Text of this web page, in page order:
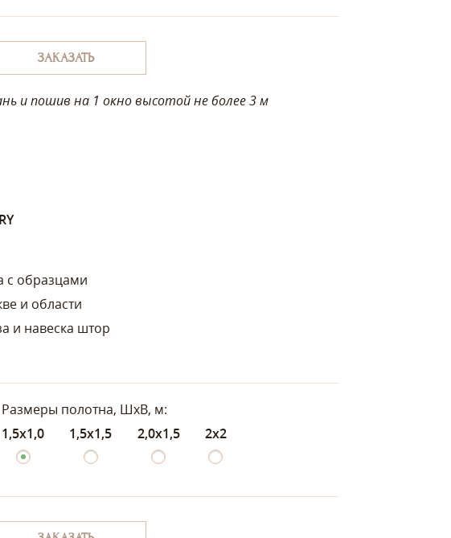
ЗАКАЗАТЬ
и пошив на 1 окно высотой не более 3 м
с образцами
и области
и навеска штор
Размеры полотна, ШхВ, м:
1,5х1,0
1,5х1,5 2,0х1,5 2х2